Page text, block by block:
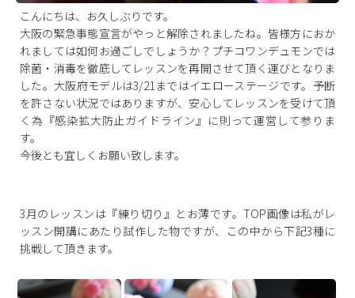
こんにちは、お久しぶりです。
大阪の緊急事態宣言がやっと解除されましたね。皆様方におか
れましては如何お過ごしでしょうか？プチコワンデュモンでは
除菌・消毒を徹底してレッスンを再開させて頂く運びとなりま
した。大阪府モデルは3/21まではイエローステージです。予断
を許さない状況ではありますが、安心してレッスンを受けて頂
く為『感染拡大防止ガイドライン』に則って運営して参りま
す。
今後とも宜しくお願い致します。
3月のレッスンは『練り切り』とお薄です。TOP画像は私がレ
ッスン開講にあたり試作した物ですが、この中から下記3種に
挑戦して頂きます。